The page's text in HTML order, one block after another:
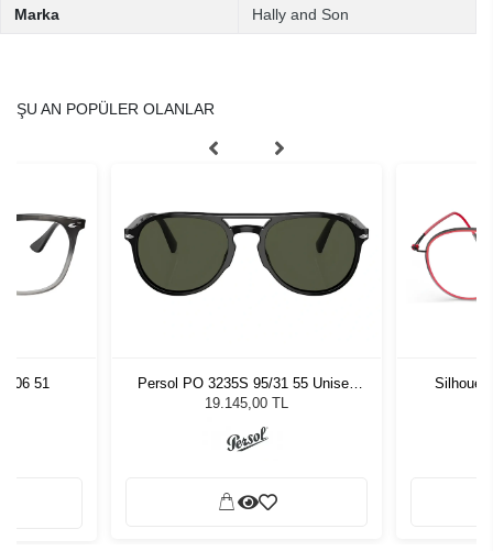
Marka Hally and Son
ŞU AN POPÜLER OLANLAR
51
Persol PO 3235S 95/31 55 Unisex
Güneş Gözlüğü
19.145,00 TL